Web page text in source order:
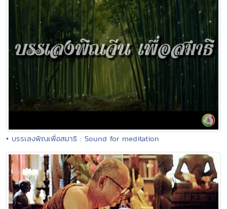
• บรรเลงพิณเพื่อสมาธิ : Sound for meditation